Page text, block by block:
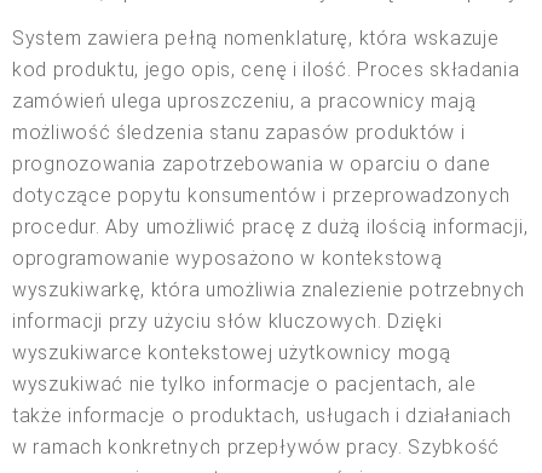
System zawiera pełną nomenklaturę, która wskazuje
kod produktu, jego opis, cenę i ilość. Proces składania
zamówień ulega uproszczeniu, a pracownicy mają
możliwość śledzenia stanu zapasów produktów i
prognozowania zapotrzebowania w oparciu o dane
dotyczące popytu konsumentów i przeprowadzonych
procedur. Aby umożliwić pracę z dużą ilością informacji,
oprogramowanie wyposażono w kontekstową
wyszukiwarkę, która umożliwia znalezienie potrzebnych
informacji przy użyciu słów kluczowych. Dzięki
wyszukiwarce kontekstowej użytkownicy mogą
wyszukiwać nie tylko informacje o pacjentach, ale
także informacje o produktach, usługach i działaniach
w ramach konkretnych przepływów pracy. Szybkość